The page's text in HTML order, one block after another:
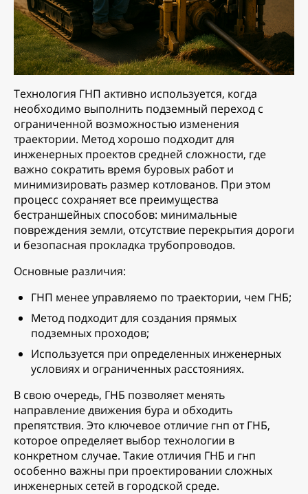
Технология ГНП активно используется, когда
необходимо выполнить подземный переход с
ограниченной возможностью изменения
траектории. Метод хорошо подходит для
инженерных проектов средней сложности, где
важно сократить время буровых работ и
минимизировать размер котлованов. При этом
процесс сохраняет все преимущества
бестраншейных способов: минимальные
повреждения земли, отсутствие перекрытия дороги
и безопасная прокладка трубопроводов.
Основные различия:
ГНП менее управляемо по траектории, чем ГНБ;
Метод подходит для создания прямых
подземных проходов;
Используется при определенных инженерных
условиях и ограниченных расстояниях.
В свою очередь, ГНБ позволяет менять
направление движения бура и обходить
препятствия. Это ключевое отличие гнп от ГНБ,
которое определяет выбор технологии в
конкретном случае. Такие отличия ГНБ и гнп
особенно важны при проектировании сложных
инженерных сетей в городской среде.